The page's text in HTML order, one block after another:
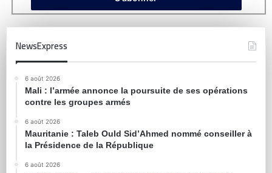
NewsExpress
6 août 2026
Mali : l’armée annonce la poursuite de ses opérations
contre les groupes armés
6 août 2026
Mauritanie : Taleb Ould Sid’Ahmed nommé conseiller à
la Présidence de la République
6 août 2026